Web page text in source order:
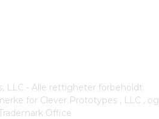
LLC - Alle rettigheter forbeholdt.
for Clever Prototypes , LLC , og
Office